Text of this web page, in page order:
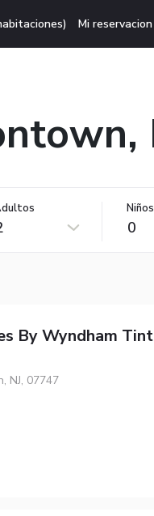
Mi reservacion
Niños
0
By Wyndham
NJ, 07747